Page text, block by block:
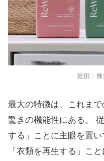
提供：
最大の特徴は、これま
驚きの機能性にある。
する」ことに主眼を置
「衣類を再生する」こと